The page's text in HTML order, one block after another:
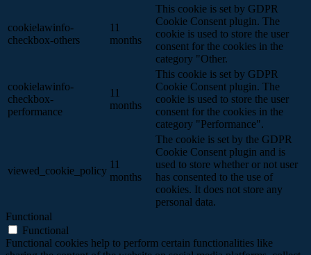
cookielawinfo-
checkbox-others
11
months
This cookie is set by GDPR
Cookie Consent plugin. The
cookie is used to store the user
consent for the cookies in the
category "Other.
cookielawinfo-
checkbox-
performance
11
months
This cookie is set by GDPR
Cookie Consent plugin. The
cookie is used to store the user
consent for the cookies in the
category "Performance".
viewed_cookie_policy
11
months
The cookie is set by the GDPR
Cookie Consent plugin and is
used to store whether or not user
has consented to the use of
cookies. It does not store any
personal data.
Functional
Functional
Functional cookies help to perform certain functionalities like